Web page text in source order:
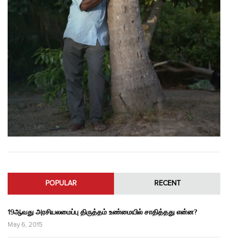
POPULAR RECENT
19ஆவது அரசியலமைப்பு திருத்தம் உண்மையில் சாதித்தது என்ன?
May 6, 2015